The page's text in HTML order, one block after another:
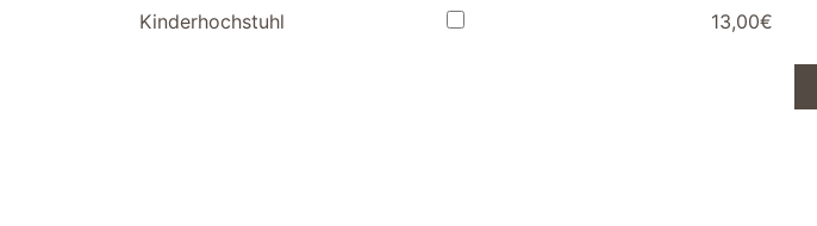
Kinderhochstuhl 13,00€